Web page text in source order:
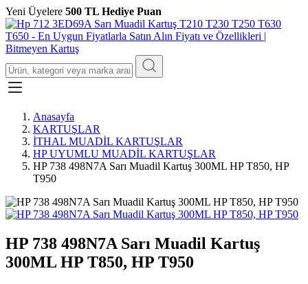
Yeni Üyelere 500 TL Hediye Puan
Anasayfa
KARTUŞLAR
İTHAL MUADİL KARTUŞLAR
HP UYUMLU MUADİL KARTUŞLAR
HP 738 498N7A Sarı Muadil Kartuş 300ML HP T850, HP
T950
HP 738 498N7A Sarı Muadil Kartuş
300ML HP T850, HP T950